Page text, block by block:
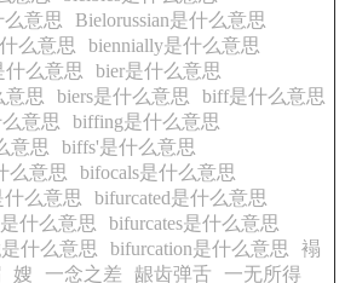
么意思
Bielorussian是什么意思
么意思
biennially是什么意思
什么意思
bier是什么意思
意思
biers是什么意思
biff是什么意思
意思
biffing是什么意思
意思
biffs'是什么意思
么意思
bifocals是什么意思
什么意思
bifurcated是什么意思
什么意思
bifurcates是什么意思
什么意思
bifurcation是什么意思
褟
嫂 一念之差 龈齿弹舌 一无所得